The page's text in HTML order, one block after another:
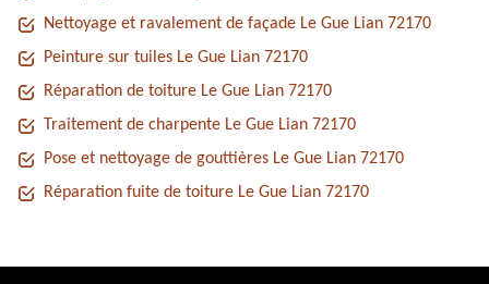
Nettoyage et ravalement de façade Le Gue Lian 72170
Peinture sur tuiles Le Gue Lian 72170
Réparation de toiture Le Gue Lian 72170
Traitement de charpente Le Gue Lian 72170
Pose et nettoyage de gouttières Le Gue Lian 72170
Réparation fuite de toiture Le Gue Lian 72170